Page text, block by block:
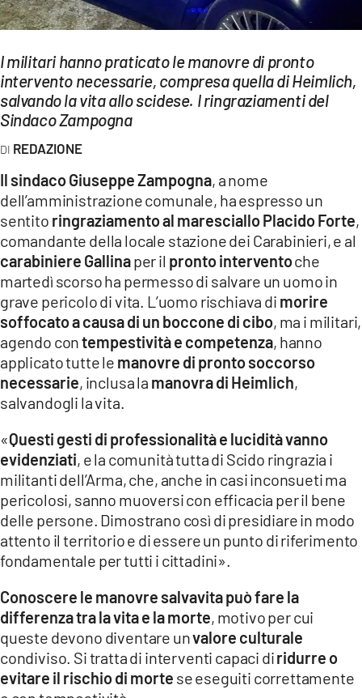
Streaming
LAC TV
LAC NETWORK
LAC ONAIR
LaC
Network
LACPLAY.IT
LACTV.IT
LACONAIR.IT
LACITYMAG.IT
ILREGGINO.IT
COSENZACHANNEL.IT
CATANZAROCHANNEL.IT
LACAPITALENEWS.IT
App
ANDROID
APPLE
I militari hanno praticato le manovre di pronto
intervento necessarie, compresa quella di Heimlich,
salvando la vita allo scidese. I ringraziamenti del
Sindaco Zampogna
REDAZIONE
Il sindaco Giuseppe Zampogna, a nome
dell’amministrazione comunale, ha espresso un
sentito ringraziamento al maresciallo Placido Forte,
comandante della locale stazione dei Carabinieri, e al
carabiniere Gallinaper il pronto interventoche
martedì scorso ha permesso di salvare un uomo in
grave pericolo di vita. L’uomo rischiava di morire
soffocato a causa di un boccone di cibo, ma i militari,
agendo contempestività e competenza, hanno
applicato tutte le manovre di pronto soccorso
necessarie, inclusa la manovra di Heimlich,
salvandogli la vita.
«Questi gesti di professionalità e lucidità vanno
evidenziati, e la comunità tutta di Scido ringrazia i
militanti dell’Arma, che, anche in casi inconsueti ma
pericolosi, sanno muoversi con efficacia per il bene
delle persone. Dimostrano così di presidiare in modo
attento il territorio e di essere un punto di riferimento
fondamentale per tutti i cittadini».
Conoscere le manovre salvavita può fare la
differenza tra la vita e la morte, motivo per cui
queste devono diventare unvalore culturale
condiviso. Si tratta di interventi capaci diridurre o
evitare il rischio di morte se eseguiti correttamente